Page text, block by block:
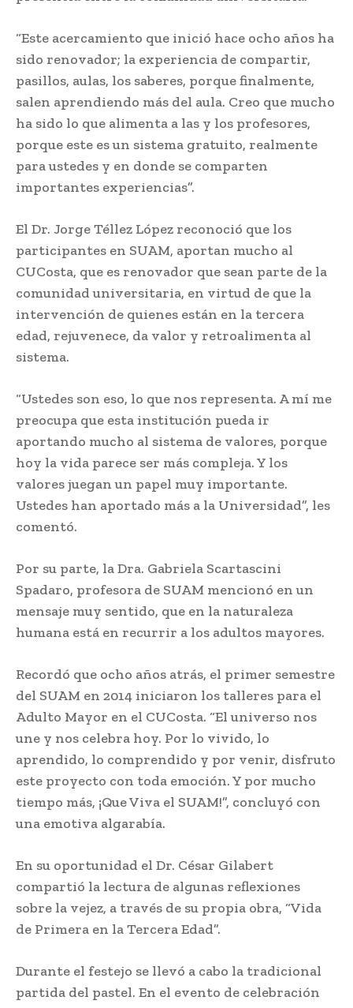
“Este acercamiento que inició hace ocho años ha
sido renovador; la experiencia de compartir,
pasillos, aulas, los saberes, porque finalmente,
salen aprendiendo más del aula. Creo que mucho
ha sido lo que alimenta a las y los profesores,
porque este es un sistema gratuito, realmente
para ustedes y en donde se comparten
importantes experiencias”.
El Dr. Jorge Téllez López reconoció que los
participantes en SUAM, aportan mucho al
CUCosta, que es renovador que sean parte de la
comunidad universitaria, en virtud de que la
intervención de quienes están en la tercera
edad, rejuvenece, da valor y retroalimenta al
sistema.
“Ustedes son eso, lo que nos representa. A mí me
preocupa que esta institución pueda ir
aportando mucho al sistema de valores, porque
hoy la vida parece ser más compleja. Y los
valores juegan un papel muy importante.
Ustedes han aportado más a la Universidad”, les
comentó.
Por su parte, la Dra. Gabriela Scartascini
Spadaro, profesora de SUAM mencionó en un
mensaje muy sentido, que en la naturaleza
humana está en recurrir a los adultos mayores.
Recordó que ocho años atrás, el primer semestre
del SUAM en 2014 iniciaron los talleres para el
Adulto Mayor en el CUCosta. “El universo nos
une y nos celebra hoy. Por lo vivido, lo
aprendido, lo comprendido y por venir, disfruto
este proyecto con toda emoción. Y por mucho
tiempo más, ¡Que Viva el SUAM!”, concluyó con
una emotiva algarabía.
En su oportunidad el Dr. César Gilabert
compartió la lectura de algunas reflexiones
sobre la vejez, a través de su propia obra, “Vida
de Primera en la Tercera Edad”.
Durante el festejo se llevó a cabo la tradicional
partida del pastel. En el evento de celebración